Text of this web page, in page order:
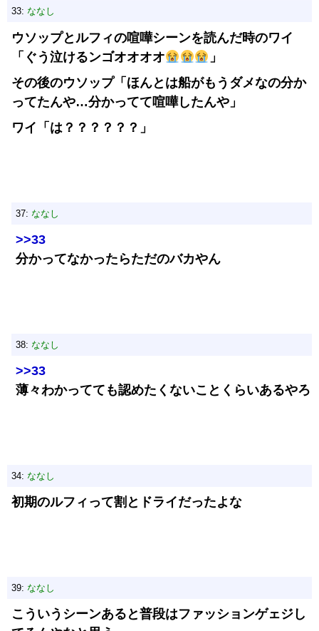
33: ななし
ウソップとルフィの喧嘩シーンを読んだ時のワイ
「ぐう泣けるンゴオオオオ
」
その後のウソップ「ほんとは船がもうダメなの分か
ってたんや…分かってて喧嘩したんや」
ワイ「は？？？？？？」
37: ななし
>>33
分かってなかったらただのバカやん
38: ななし
>>33
薄々わかってても認めたくないことくらいあるやろ
34: ななし
初期のルフィって割とドライだったよな
39: ななし
こういうシーンあると普段はファッションゲェジし